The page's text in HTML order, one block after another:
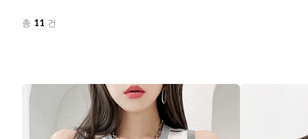
총 11 건